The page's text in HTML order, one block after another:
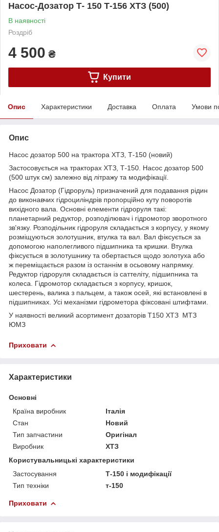
Насос-Дозатор Т- 150 Т-156 ХТЗ (500)
В наявності
Роздріб
4 500 ₴
Купити
Опис Характеристики Доставка Оплата Умови
Опис
Насос дозатор 500 на трактора ХТЗ, Т-150 (новий)
Застосовується на тракторах ХТЗ, Т-150. Насос дозатор 500
(500 штук см) залежно від літражу та модифікації.
Насос Дозатор (Гідроруль) призначений для подавання рідин
до виконавчих гідроциліндрів пропорційно куту поворотів
вихідного вала. Основні елементи гідроруля такі:
планетарний редуктор, розподілювач і гідромотор зворотного
зв'язку. Розподільник гідроруля складається з корпусу, у якому
розміщуються золотушник, втулка та вал. Вал фіксується за
допомогою наполегливого підшипника та кришки. Втулка
фіксується в золотушнику та обертається щодо золотуха або
ж переміщається разом із останнім в осьовому напрямку.
Редуктор гідроруля складається із саттеліту, підшипника та
колеса. Гідромотор складається з корпусу, кришок,
шестерень, валика з пальцем, а також осей, які встановлені в
підшипниках. Усі механізми гідрометора фіксовані штифтами.
У наявності великий асортимент дозаторів Т150 ХТЗ МТЗ
ЮМЗ
Приховати
Характеристики
Основні
Країна виробник
Італія
Стан
Новий
Тип запчастини
Оригінал
Виробник
ХТЗ
Користувальницькі характеристики
Застосування
Т-150 і модифікації
Тип техніки
т-150
Приховати